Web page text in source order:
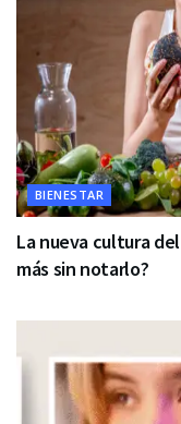
BIENESTAR
La nueva cultura
más sin notarlo?